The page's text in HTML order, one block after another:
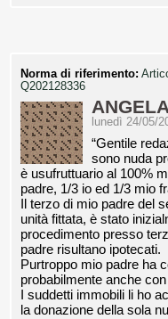
Norma di riferimento:
Q202128336
lunedì 24/05/
“Gentile
sono nuda
è usufruttuario al 100%
padre, 1/3 io ed 1/3 mio
Il terzo di mio padre del
unità fittata, è stato
procedimento presso
padre risultano ipotecati.
Purtroppo mio padre ha
probabilmente anche
I suddetti immobili li ho
la donazione della sola